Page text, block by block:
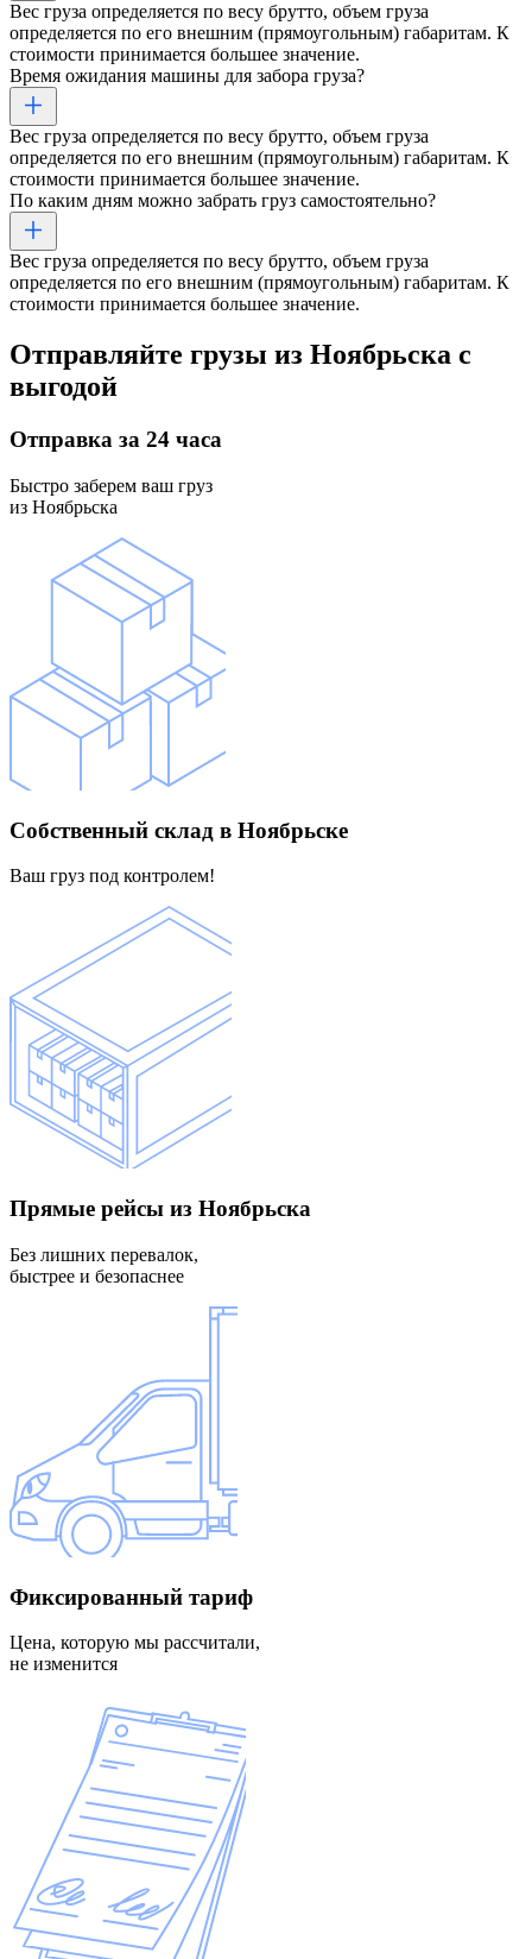
Вес груза определяется по весу брутто, объем груза
определяется по его внешним (прямоугольным) габаритам. К
стоимости принимается большее значение.
Время ожидания машины для забора груза?
Вес груза определяется по весу брутто, объем груза
определяется по его внешним (прямоугольным) габаритам. К
стоимости принимается большее значение.
По каким дням можно забрать груз самостоятельно?
Вес груза определяется по весу брутто, объем груза
определяется по его внешним (прямоугольным) габаритам. К
стоимости принимается большее значение.
Отправляйте грузы из Ноябрьска с
выгодой
Отправка за 24 часа
Быстро заберем ваш груз
из Ноябрьска
Собственный склад в Ноябрьске
Ваш груз под контролем!
Прямые рейсы из Ноябрьска
Без лишних перевалок,
быстрее и безопаснее
Фиксированный тариф
Цена, которую мы рассчитали,
не изменится